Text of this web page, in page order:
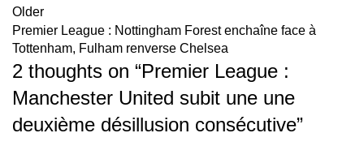
Older
Premier League : Nottingham Forest enchaîne face à
Tottenham, Fulham renverse Chelsea
2 thoughts on “Premier League :
Manchester United subit une une
deuxième désillusion consécutive”